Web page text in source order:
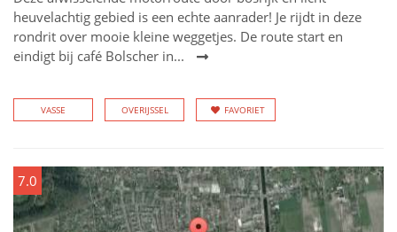
heuvelachtig gebied is een echte aanrader! Je rijdt in deze
rondrit over mooie kleine weggetjes. De route start en
eindigt bij café Bolscher in...
VASSE OVERIJSSEL FAVORIET
7.0